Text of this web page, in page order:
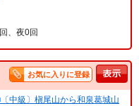
、夜0回
お気に入りに登録
中級〕槇尾山から和泉葛城山